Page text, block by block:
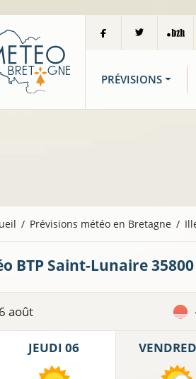
PRÉVISIONS
Prévisions météo en Bretagne
BTP Saint-Lunaire35800
août
JEUDI 06